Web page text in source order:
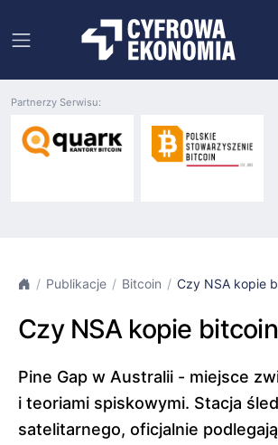
Partnerzy Serwisu:
Publikacje Bitcoin Czy NSA kopie
Czy NSA kopie
Pine Gap w Australii - miejsce
i teoriami spiskowymi. Stacja
satelitarnego, oficjalnie